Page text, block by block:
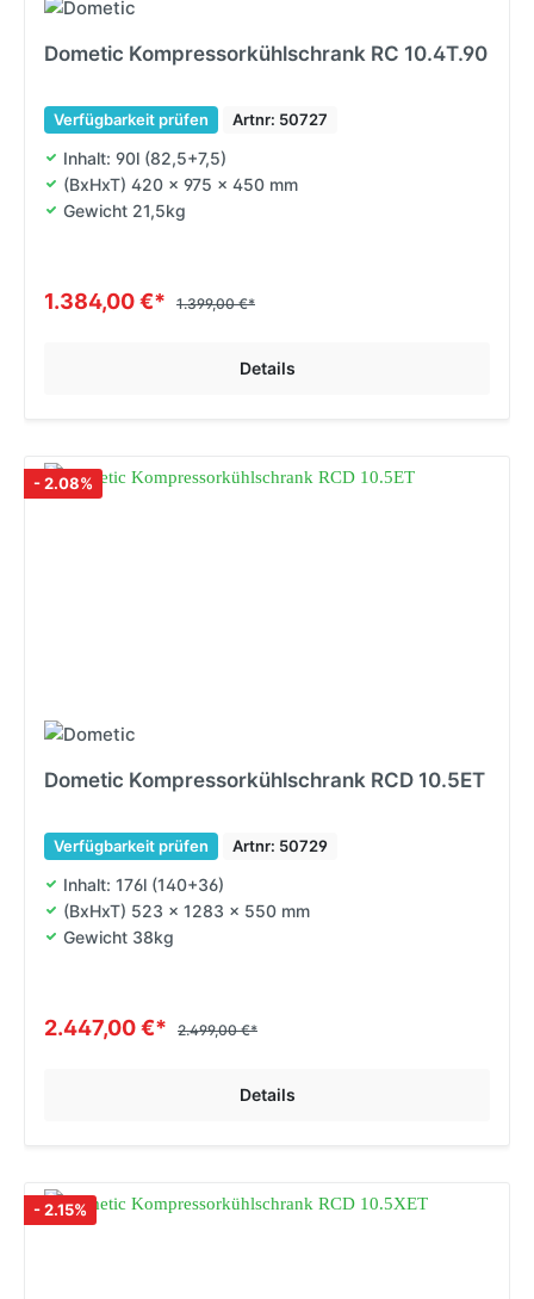
Dometic Kompressorkühlschrank RC 10.4T.90
Verfügbarkeit prüfen Artnr: 50727
Inhalt: 90l (82,5+7,5)
(BxHxT) 420 x 975 x 450 mm
Gewicht 21,5kg
1.384,00 €* 1.399,00 €*
Details
- 2.08%
Dometic Kompressorkühlschrank RCD 10.5ET
Verfügbarkeit prüfen Artnr: 50729
Inhalt: 176l (140+36)
(BxHxT) 523 x 1283 x 550 mm
Gewicht 38kg
2.447,00 €* 2.499,00 €*
Details
- 2.15%